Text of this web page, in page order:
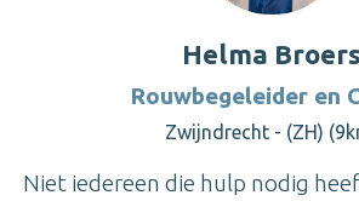
Helma Broers
Rouwbegeleider en
Zwijndrecht - (ZH)
Niet iedereen die hulp nodig